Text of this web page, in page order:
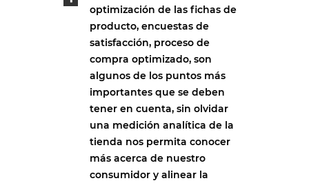
optimización de las fichas de
producto, encuestas de
satisfacción, proceso de
compra optimizado, son
algunos de los puntos más
importantes que se deben
tener en cuenta, sin olvidar
una medición analítica de la
tienda nos permita conocer
más acerca de nuestro
consumidor y alinear la